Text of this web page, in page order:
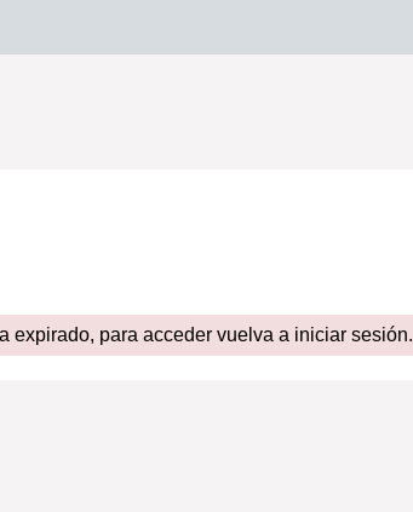
expirado, para acceder vuelva a iniciar sesión.